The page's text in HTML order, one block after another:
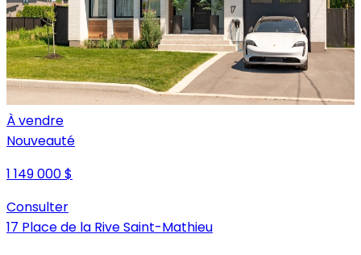
À vendre
Nouveauté
1 149 000 $
Consulter
17 Place de la Rive Saint-Mathieu